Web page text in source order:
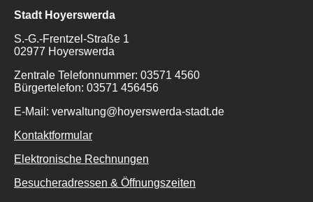
Stadt Hoyerswerda
S.-G.-Frentzel-Straße 1
02977 Hoyerswerda
Zentrale Telefonnummer: 03571 4560
Bürgertelefon: 03571 456456
E-Mail: verwaltung@hoyerswerda-stadt.de
Kontaktformular
Elektronische Rechnungen
Besucheradressen & Öffnungszeiten